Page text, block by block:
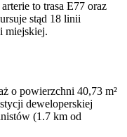
to trasa E77 oraz
stąd 18 linii
miejskiej.
o powierzchni 40,73 m²
deweloperskiej
(1.7 km od